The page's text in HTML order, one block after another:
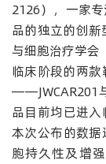
2126），一家
品的独立的创
与细胞治疗学会
临床阶段的两款
——JWCAR201
品目前均已进入
本次公布的数
胞持久性及增